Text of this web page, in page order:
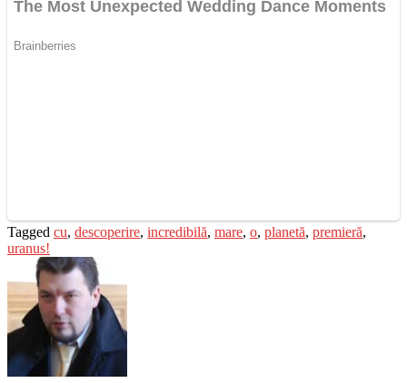
Tagged cu, descoperire, incredibilă, mare, o, planetă, premieră,
uranus!